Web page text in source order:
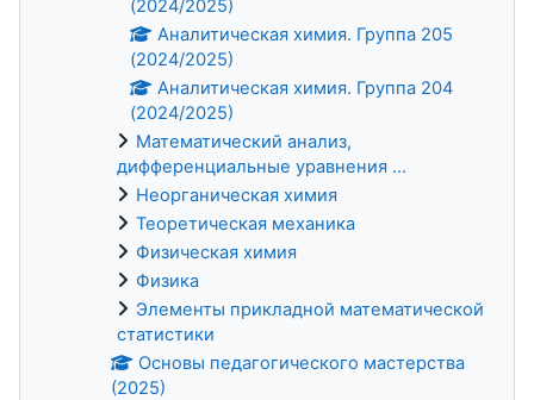
(2024/2025)
Аналитическая химия. Группа 205
(2024/2025)
Аналитическая химия. Группа 204
(2024/2025)
Математический анализ,
дифференциальные уравнения ...
Неорганическая химия
Теоретическая механика
Физическая химия
Физика
Элементы прикладной математической
статистики
Основы педагогического мастерства
(2025)